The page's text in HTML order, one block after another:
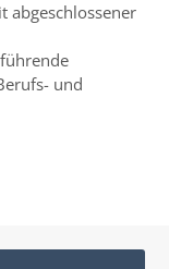
abgeschlossener
und